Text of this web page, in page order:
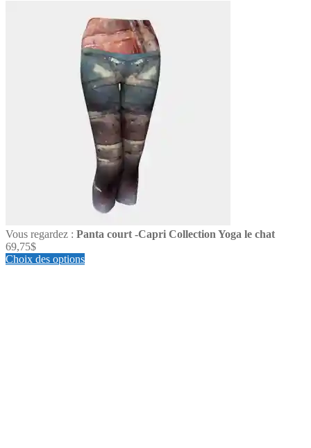
Vous regardez : Panta court -Capri Collection Yoga le chat
69,75$
Choix des options